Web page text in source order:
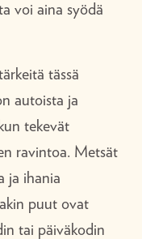
voi aina syödä
tässä
autoista ja
tekevät
ravintoa. Metsät
ja ihania
puut ovat
tai päiväkodin